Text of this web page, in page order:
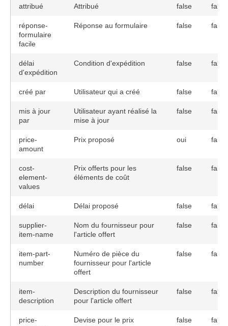
attribué Attribué false false
réponse-
formulaire
facile
Réponse au formulaire false false
délai
d'expédition
Condition d'expédition false false
créé par Utilisateur qui a créé false false
mis à jour
par
Utilisateur ayant réalisé la
mise à jour
false false
price-
amount
Prix proposé oui false
cost-
element-
values
Prix offerts pour les
éléments de coût
false false
délai Délai proposé false false
supplier-
item-name
Nom du fournisseur pour
l'article offert
false false
item-part-
number
Numéro de pièce du
fournisseur pour l'article
offert
false false
item-
description
Description du fournisseur
pour l'article offert
false false
price-
Devise pour le prix
false false